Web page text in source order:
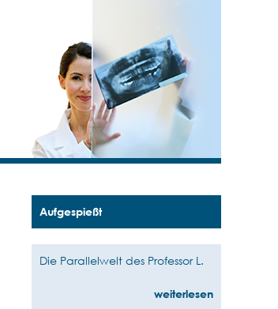
Aufgespießt
Die Parallelwelt des Professor L.
weiterlesen